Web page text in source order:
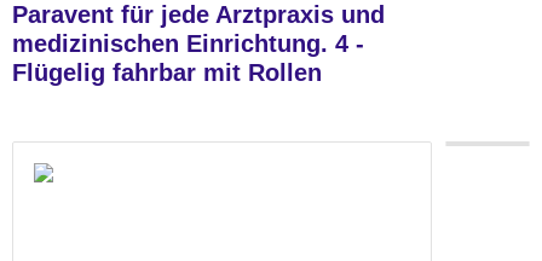
Paravent für jede Arztpraxis und
medizinischen Einrichtung. 4 -
Flügelig fahrbar mit Rollen